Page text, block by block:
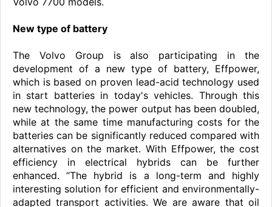
New type of battery
The Volvo Group is also participating in the
development of a new type of battery, Effpower,
which is based on proven lead-acid technology used
in start batteries in today's vehicles. Through this
new technology, the power output has been doubled,
while at the same time manufacturing costs for the
batteries can be significantly reduced compared with
alternatives on the market. With Effpower, the cost
efficiency in electrical hybrids can be further
enhanced. “The hybrid is a long-term and highly
interesting solution for efficient and environmentally-
adapted transport activities. We are aware that oil